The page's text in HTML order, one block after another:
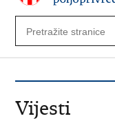
Vijesti